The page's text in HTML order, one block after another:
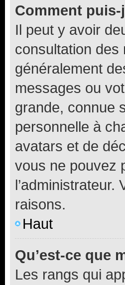
Comment
Il peut y avoir
consultation
généralement
messages ou
grande, connue
personnelle à
avatars et de
vous ne pouvez
raisons.
Haut
Qu’est-ce que
Les rangs qui